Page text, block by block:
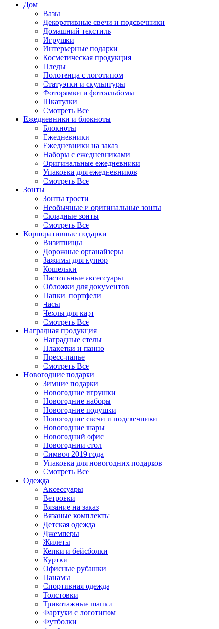
Дом
Вазы
Декоративные свечи и подсвечники
Домашний текстиль
Игрушки
Интерьерные подарки
Косметическая продукция
Пледы
Полотенца с логотипом
Статуэтки и скульптуры
Фоторамки и фотоальбомы
Шкатулки
Смотреть Все
Ежедневники и блокноты
Блокноты
Ежедневники
Ежедневники на заказ
Наборы с ежедневниками
Оригинальные ежедневники
Упаковка для ежедневников
Смотреть Все
Зонты
Зонты трости
Необычные и оригинальные зонты
Складные зонты
Смотреть Все
Корпоративные подарки
Визитницы
Дорожные органайзеры
Зажимы для купюр
Кошельки
Настольные аксессуары
Обложки для документов
Папки, портфели
Часы
Чехлы для карт
Смотреть Все
Наградная продукция
Наградные стелы
Плакетки и панно
Пресс-папье
Смотреть Все
Новогодние подарки
Зимние подарки
Новогодние игрушки
Новогодние наборы
Новогодние подушки
Новогодние свечи и подсвечники
Новогодние шары
Новогодний офис
Новогодний стол
Символ 2019 года
Упаковка для новогодних подарков
Смотреть Все
Одежда
Аксессуары
Ветровки
Вязание на заказ
Вязаные комплекты
Детская одежда
Джемперы
Жилеты
Кепки и бейсболки
Куртки
Офисные рубашки
Панамы
Спортивная одежда
Толстовки
Трикотажные шапки
Фартуки с логотипом
Футболки